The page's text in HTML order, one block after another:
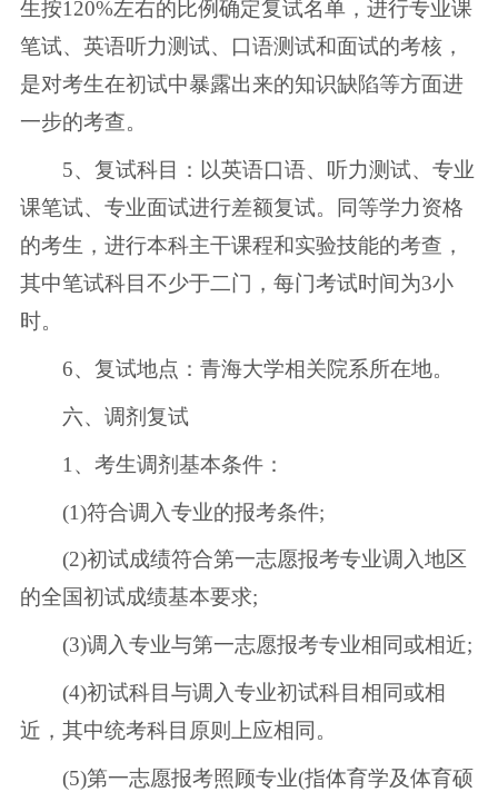
生按120%左右的比例确定复试名单，进行专业课
笔试、英语听力测试、口语测试和面试的考核，
是对考生在初试中暴露出来的知识缺陷等方面进
一步的考查。
5、复试科目：以英语口语、听力测试、专业
课笔试、专业面试进行差额复试。同等学力资格
的考生，进行本科主干课程和实验技能的考查，
其中笔试科目不少于二门，每门考试时间为3小
时。
6、复试地点：青海大学相关院系所在地。
六、调剂复试
1、考生调剂基本条件：
(1)符合调入专业的报考条件;
(2)初试成绩符合第一志愿报考专业调入地区
的全国初试成绩基本要求;
(3)调入专业与第一志愿报考专业相同或相近;
(4)初试科目与调入专业初试科目相同或相
近，其中统考科目原则上应相同。
(5)第一志愿报考照顾专业(指体育学及体育硕